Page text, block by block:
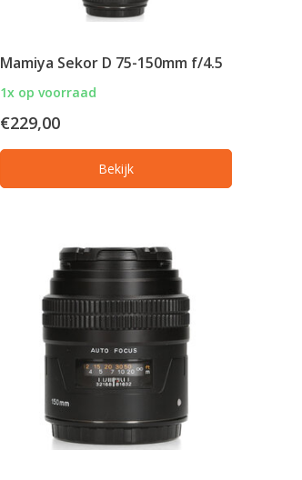
Mamiya Sekor D 75-150mm f/4.5
1x op voorraad
€229,00
Bekijk